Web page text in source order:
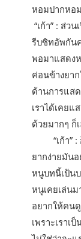
หอมปากหอ
“เก้า” : ส่ว
รีบซิทอัพกัน
พอมาแสด
ค่อนข้างยา
ด้านการแส
เราได้เคย
ด้วยมากๆ ก็
“เก้า” :
ยากง่ายมัน
หนูบทนี้เป้น
หนูเคยเล่นม
อยากให้คน
เพราะเราเ